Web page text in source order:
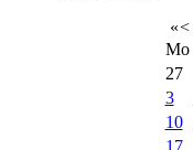
«<
Mo
27
3
10
17